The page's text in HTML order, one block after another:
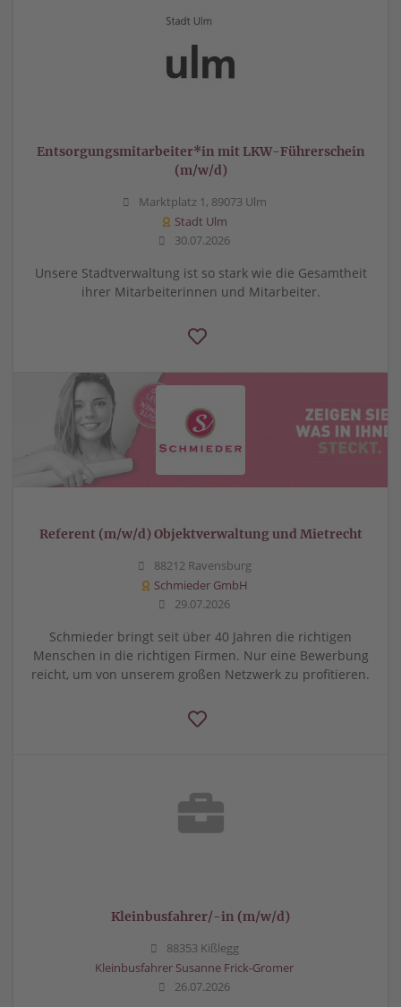
Entsorgungsmitarbeiter*in mit LKW-Führerschein
(m/w/d)
Marktplatz 1, 89073 Ulm
Stadt Ulm
30.07.2026
Unsere Stadtverwaltung ist so stark wie die Gesamtheit
ihrer Mitarbeiterinnen und Mitarbeiter.
Referent (m/w/d) Objektverwaltung und Mietrecht
88212 Ravensburg
Schmieder GmbH
29.07.2026
Schmieder bringt seit über 40 Jahren die richtigen
Menschen in die richtigen Firmen. Nur eine Bewerbung
reicht, um von unserem großen Netzwerk zu profitieren.
Kleinbusfahrer/-in (m/w/d)
88353 Kißlegg
Kleinbusfahrer Susanne Frick-Gromer
26.07.2026